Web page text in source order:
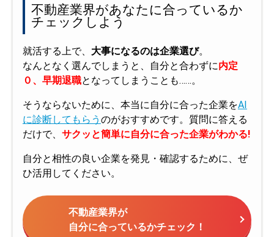
不動産業界があなたに合っているか
チェックしよう
就活する上で、 大事になるのは企業選び。
なんとなく選んでしまうと、自分と合わずに内定
０、早期退職となってしまうことも……。
そうならないために、本当に自分に合った企業をAI
に診断してもらう のがおすすめです。質問に答える
だけで、 サクッと簡単に自分に合った企業がわかる!
自分と相性の良い企業を発見・確認するために、ぜ
ひ活用してください。
不動産業界が
自分に合っているかチェック！